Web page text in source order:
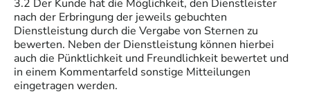
3.2 Der Kunde hat die Möglichkeit, den Dienstleister
nach der Erbringung der jeweils gebuchten
Dienstleistung durch die Vergabe von Sternen zu
bewerten. Neben der Dienstleistung können hierbei
auch die Pünktlichkeit und Freundlichkeit bewertet und
in einem Kommentarfeld sonstige Mitteilungen
eingetragen werden.